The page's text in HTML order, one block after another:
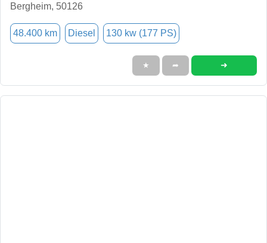
Bergheim, 50126
48.400 km Diesel 130 kw (177 PS)
★ ➦ ➜